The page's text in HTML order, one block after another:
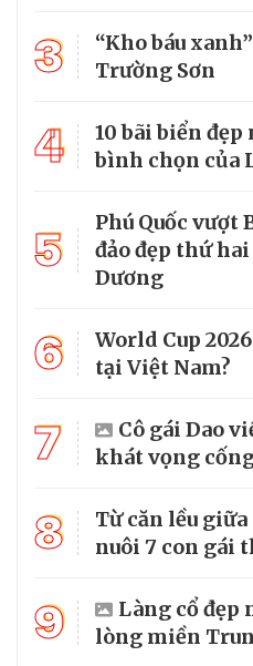
3
“Kho báu
Trường Sơn
4
10 bãi biển
bình chọn của
5
Phú Quốc
đảo đẹp thứ
Dương
6
World Cup
tại Việt Nam?
7
Cô gái Dao
khát vọng
8
Từ căn lều
nuôi 7 con gái
9
Làng cổ đẹp
lòng miền